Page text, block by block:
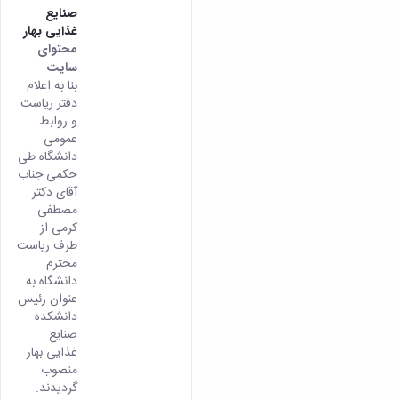
صنایع
غذایی بهار
محتوای
سایت
بنا به اعلام
دفتر ریاست
و روابط
عمومی
دانشگاه طی
حکمی جناب
آقای دکتر
مصطفی
کرمی از
طرف ریاست
محترم
دانشگاه به
عنوان رئیس
دانشکده
صنایع
غذایی بهار
منصوب
گردیدند.